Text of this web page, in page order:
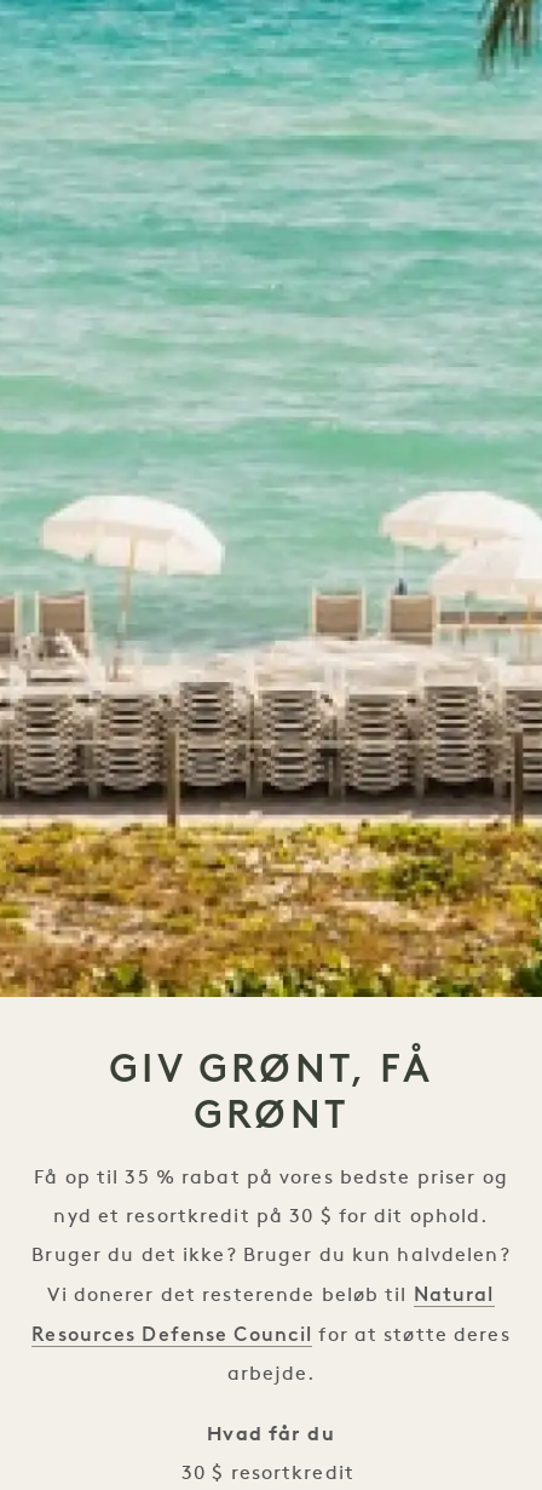
GIV GRØNT, FÅ
GRØNT
Få op til 35 % rabat på vores bedste priser og
nyd et resortkredit på 30 $ for dit ophold.
Bruger du det ikke? Bruger du kun halvdelen?
Vi donerer det resterende beløb til Natural
Resources Defense Council for at støtte deres
arbejde.
Hvad får du
30 $ resortkredit